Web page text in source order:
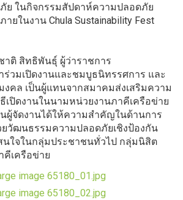
ย​ ในกิจกรรมสัปดาห์ความปลอดภัย​
ายในงาน​ Chula​ Sustainability​ Fest​
สิทธิพันธุ์​ ผู้ว่าราชการ
ร่วมเปิดงานและชมบูธนิทรรศการ​ และ​
คล​ เป็นผู้แทนจากสมาคมส่งเสริมความ
เปิดงาน​ในนามหน่วยงานภาคีเครือข่าย​
ผู้จัดงานได้ให้ความสำคัญในด้านการ
วัฒนธรรมความปลอดภัยเชิงป้องกัน
นใจในกลุ่มประชาชนทั่วไป กลุ่มนิสิต
เครือข่าย